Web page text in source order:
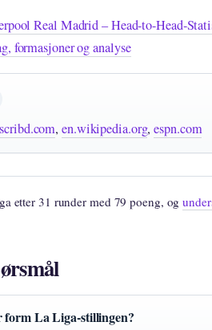
Real Madrid – Head-to-Head-
formasjoner og analyse
scribd.com,en.wikipedia.org,espn.com
etter 31 runder med 79 poeng, og
La Liga-stillingen?